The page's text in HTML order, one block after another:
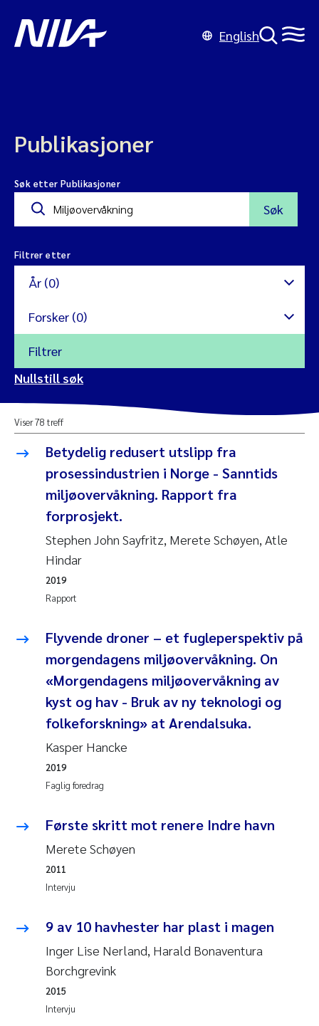
English
Publikasjoner
Søk etter Publikasjoner
Søk
Filtrer etter
År (0)
2024
2023
2021
2020
2018
2017
2016
2015
2012
2010
2009
2008
Forsker (0)
Yan Lin
Kristina Øie Kvile
Areti Balkoni
Marianne Stave Sekkenes
Charles Patrick Lavin
Andy Stock
Julia Szulecka
Aase Jeanette Kvanneid
Ellen Johannesen
Paul Ragnar Berg
Sindre Langaas
Rolf David Vogt
Marta Moyano
Filtrer
Nullstill søk
Viser 78 treff
Betydelig redusert utslipp fra
prosessindustrien i Norge - Sanntids
miljøovervåkning. Rapport fra
forprosjekt.
Stephen John Sayfritz, Merete Schøyen, Atle
Hindar
Rapport
2019
Flyvende droner – et fugleperspektiv på
morgendagens miljøovervåkning. On
«Morgendagens miljøovervåkning av
kyst og hav - Bruk av ny teknologi og
folkeforskning» at Arendalsuka.
Kasper Hancke
Faglig foredrag
2019
Første skritt mot renere Indre havn
Merete Schøyen
Intervju
2011
9 av 10 havhester har plast i magen
Inger Lise Nerland, Harald Bonaventura
Borchgrevink
Intervju
2015